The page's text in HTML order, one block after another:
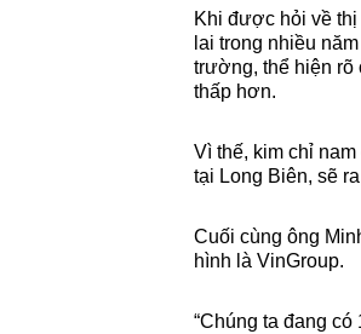
Khi được hỏi về
lai trong nhiều
trường, thể hiện rõ
thấp hơn.
Vì thế, kim chỉ
tại Long Biên, sẽ
Cuối cùng ông
hình là VinGroup.
“Chúng ta đang